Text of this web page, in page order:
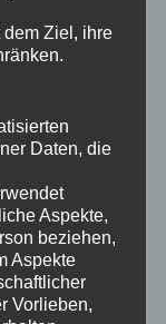
Ziel, ihre
Daten, die
Aspekte,
beziehen,
Aspekte
Vorlieben,